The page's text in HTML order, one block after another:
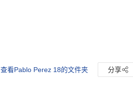
查看Pablo Perez 18的文件夹 分享